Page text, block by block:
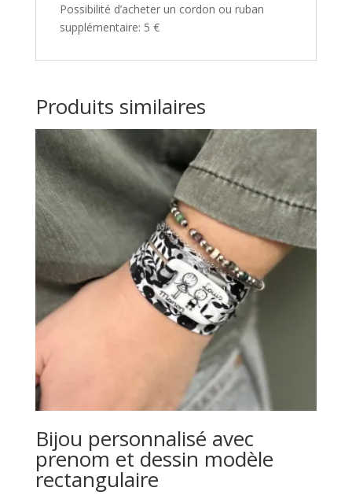
Possibilité d’acheter un cordon ou ruban
supplémentaire: 5 €
Produits similaires
Bijou personnalisé avec
prenom et dessin modèle
rectangulaire